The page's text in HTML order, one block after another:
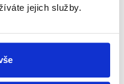
jejich služby.
šíří.